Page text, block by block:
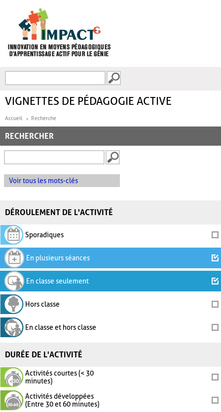
FORMULAIRE DE
VIGNETTES DE PÉDAGOGIE ACTIVE
Accueil Recherche
RECHERCHER
Voir tous les mots-clés
DÉROULEMENT DE L'ACTIVITÉ
Sporadiques
En plusieurs séances
En classe seulement
Hors classe
En classe et hors classe
DURÉE DE L'ACTIVITÉ
Activités courtes (< 30
minutes)
Activités développées
(Entre 30 et 60 minutes)